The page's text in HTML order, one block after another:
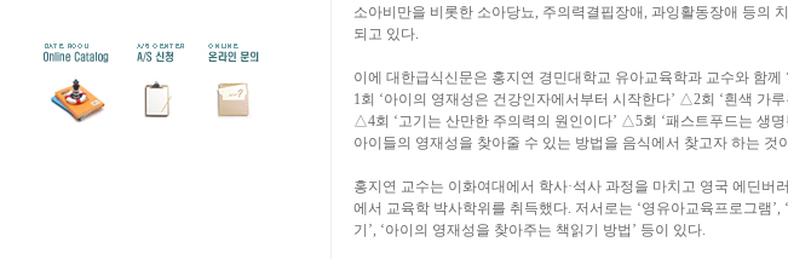
소아비만을 비롯한 소아당뇨, 주의력결핍장애, 과잉활동장애 등의
되고 있다.
이에 대한급식신문은 홍지연 경민대학교 유아교육학과 교수와 함
1회 ‘아이의 영재성은 건강인자에서부터 시작한다’ △2회 ‘흰색 가
△4회 ‘고기는 산만한 주의력의 원인이다’ △5회 ‘패스트푸드는 생
아이들의 영재성을 찾아줄 수 있는 방법을 음식에서 찾고자 하는 것
홍지연 교수는 이화여대에서 학사·석사 과정을 마치고 영국 에딘버
에서 교육학 박사학위를 취득했다. 저서로는 ‘영유아교육프로그램’,
기’, ‘아이의 영재성을 찾아주는 책읽기 방법’ 등이 있다.